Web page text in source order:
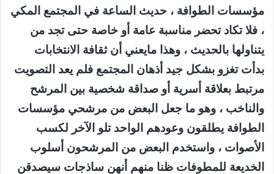
مؤسسات الطوافة ، حديث الساعة في المجتمع المكي
، فلا تكاد تحضر مناسبة عامة أو خاصة حتى تجد من
يتناولها بالحديث ، وهذا مايعني أن ثقافة الانتخابات
بدأت تغزو بشكل جيد أذهان المجتمع فلم يعد التصويت
مرتبط بعلاقة أسرية أو صداقة شخصية بين المرشح
والناخب ، وهو ما جعل البعض من مرشحي مؤسسات
الطوافة يطلقون وعودهم الواحد تلو الآخر لكسب
الأصوات ، واستخدم البعض من المرشحون أسلوب
الخديعة للمطوفات ظنا منهم أنهن ساذجات سيصدقن